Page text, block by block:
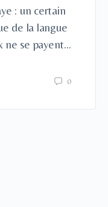
: un certain
de la langue
ne se payent…
0